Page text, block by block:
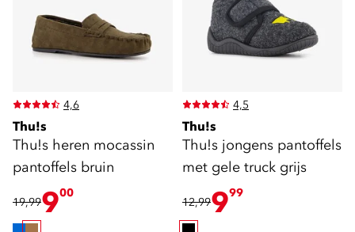
4,6
Thu!s
Thu!s heren mocassin
pantoffels bruin
19,99900
4,5
Thu!s
Thu!s jongens pantoffels
met gele truck grijs
12,99999